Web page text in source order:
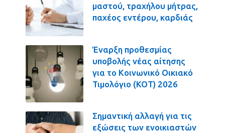
μαστού, τραχήλου μήτρας,
παχέος εντέρου, καρδιάς
Έναρξη προθεσμίας
υποβολής νέας αίτησης
για το Κοινωνικό Οικιακό
Τιμολόγιο (ΚΟΤ) 2026
Σημαντική αλλαγή για τις
εξώσεις των ενοικιαστών